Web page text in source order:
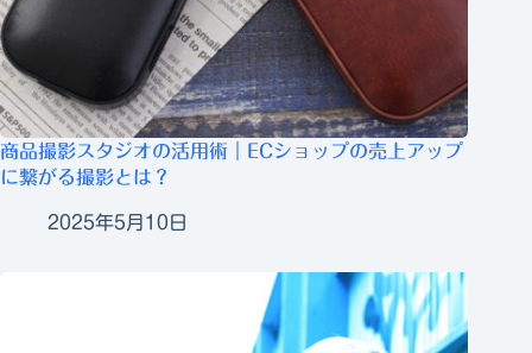
商品撮影スタジオの活用術｜ECショップの売上アップ
に繋がる撮影とは？
2025年5月10日